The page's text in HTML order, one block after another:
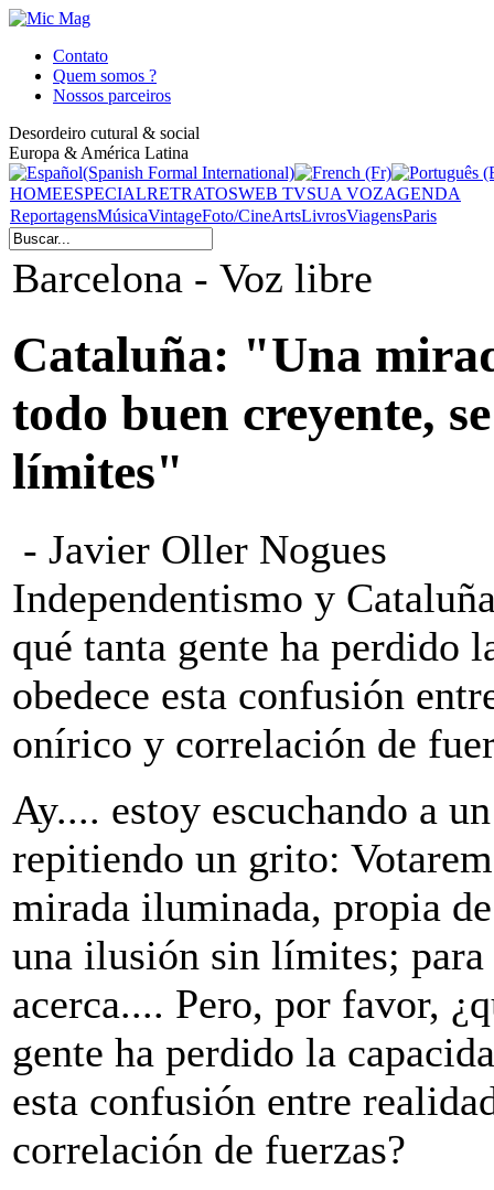
Contato
Quem somos ?
Nossos parceiros
Desordeiro cutural & social
Europa & América Latina
HOMEESPECIALRETRATOSWEB TVSUA VOZAGENDA
ReportagensMúsicaVintageFoto/CineArtsLivrosViagensParis
Barcelona - Voz libre
Cataluña: "Una
todo buen creyente,
límites"
- Javier Oller Nogues
Independentismo y
qué tanta gente ha perdido
obedece esta confusión
onírico y correlación de
Ay.... estoy escuchando a
repitiendo un grito:
mirada iluminada, propia
una ilusión sin límites;
acerca.... Pero, por favor,
gente ha perdido la
esta confusión entre
correlación de fuerzas?